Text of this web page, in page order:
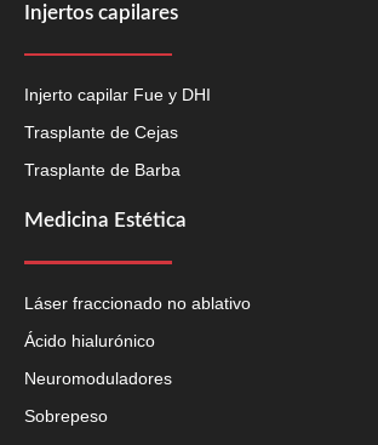
Injertos capilares
Injerto capilar Fue y DHI
Trasplante de Cejas
Trasplante de Barba
Medicina Estética
Láser fraccionado no ablativo
Ácido hialurónico
Neuromoduladores
Sobrepeso